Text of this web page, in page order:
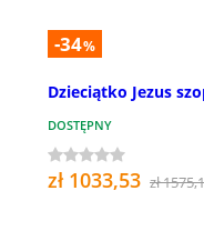
-34%
Dzieciątko Jezus
DOSTĘPNY
zł 1033,53 zł